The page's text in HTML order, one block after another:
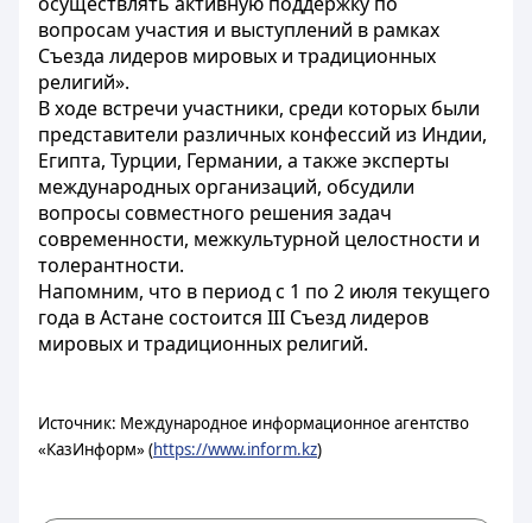
вопросам участия и выступлений в рамках
Съезда лидеров мировых и традиционных
религий».
В ходе встречи участники, среди которых были
представители различных конфессий из Индии,
Египта, Турции, Германии, а также эксперты
международных организаций, обсудили
вопросы совместного решения задач
современности, межкультурной целостности и
толерантности.
Напомним, что в период с 1 по 2 июля текущего
года в Астане состоится III Съезд лидеров
мировых и традиционных религий.
Источник: Международное информационное агентство
«КазИнформ» (https://www.inform.kz)